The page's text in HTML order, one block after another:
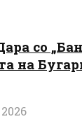
со
на